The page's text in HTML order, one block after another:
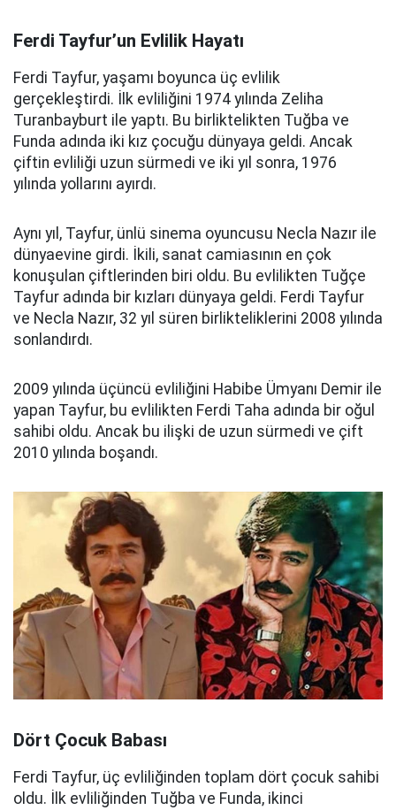
Ferdi Tayfur’un Evlilik Hayatı
Ferdi Tayfur, yaşamı boyunca üç evlilik
gerçekleştirdi. İlk evliliğini 1974 yılında Zeliha
Turanbayburt ile yaptı. Bu birliktelikten Tuğba ve
Funda adında iki kız çocuğu dünyaya geldi. Ancak
çiftin evliliği uzun sürmedi ve iki yıl sonra, 1976
yılında yollarını ayırdı.
Aynı yıl, Tayfur, ünlü sinema oyuncusu Necla Nazır ile
dünyaevine girdi. İkili, sanat camiasının en çok
konuşulan çiftlerinden biri oldu. Bu evlilikten Tuğçe
Tayfur adında bir kızları dünyaya geldi. Ferdi Tayfur
ve Necla Nazır, 32 yıl süren birlikteliklerini 2008 yılında
sonlandırdı.
2009 yılında üçüncü evliliğini Habibe Ümyanı Demir ile
yapan Tayfur, bu evlilikten Ferdi Taha adında bir oğul
sahibi oldu. Ancak bu ilişki de uzun sürmedi ve çift
2010 yılında boşandı.
Dört Çocuk Babası
Ferdi Tayfur, üç evliliğinden toplam dört çocuk sahibi
oldu. İlk evliliğinden Tuğba ve Funda, ikinci